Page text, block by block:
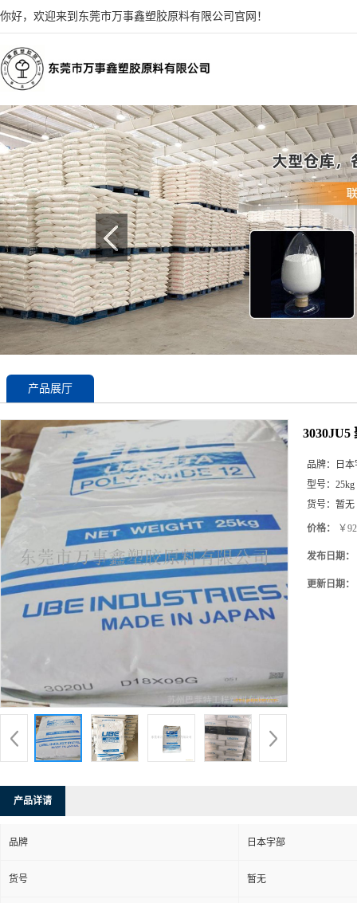
你好，欢迎来到东莞市万事鑫塑胶原料有限公司官网！
产品展厅
3030JU5
品牌：
日
型号： 25kg
货号： 暂无
价格： ￥
发布日期：
更新日期：
产品详请
品牌 日本宇部
货号 暂无